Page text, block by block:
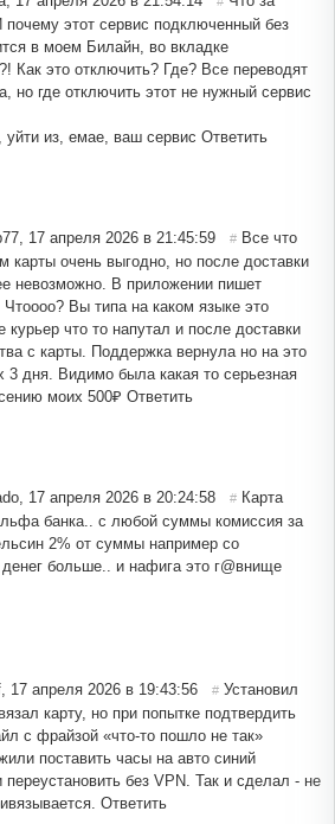
этот сервис подключенный без
в моем Билайн, во вкладке
Как это отключить? Где? Все переводят
но где отключить этот не нужный сервис
уйти из, емае, ваш сервис Ответить
17 апреля 2026 в 21:45:59 # Все что
карты очень выгодно, но после доставки
невозможно. В приложении пишет
Вы типа на каком языке это
что то напутал и после доставки
с карты. Поддержка вернула но на это
3 дня. Видимо была какая то серьезная
моих 500₽ Ответить
17 апреля 2026 в 20:24:58 # Карта
банка.. с любой суммы комиссия за
2% от суммы например со
больше.. и нафига это г@внище
17 апреля 2026 в 19:43:56 # Установил
карту, но при попытке подтвердить
с фрайзой «что-то пошло не так»
поставить часы на авто синий
без VPN. Так и сделал - не
Ответить